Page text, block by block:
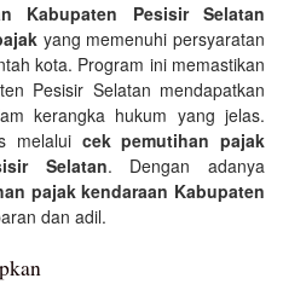
Kabupaten Pesisir Selatan
yang memenuhi persyaratan
kota. Program ini memastikan
Pesisir Selatan mendapatkan
kerangka hukum yang jelas.
melalui cek pemutihan pajak
Selatan. Dengan adanya
pajak kendaraan Kabupaten
dan adil.